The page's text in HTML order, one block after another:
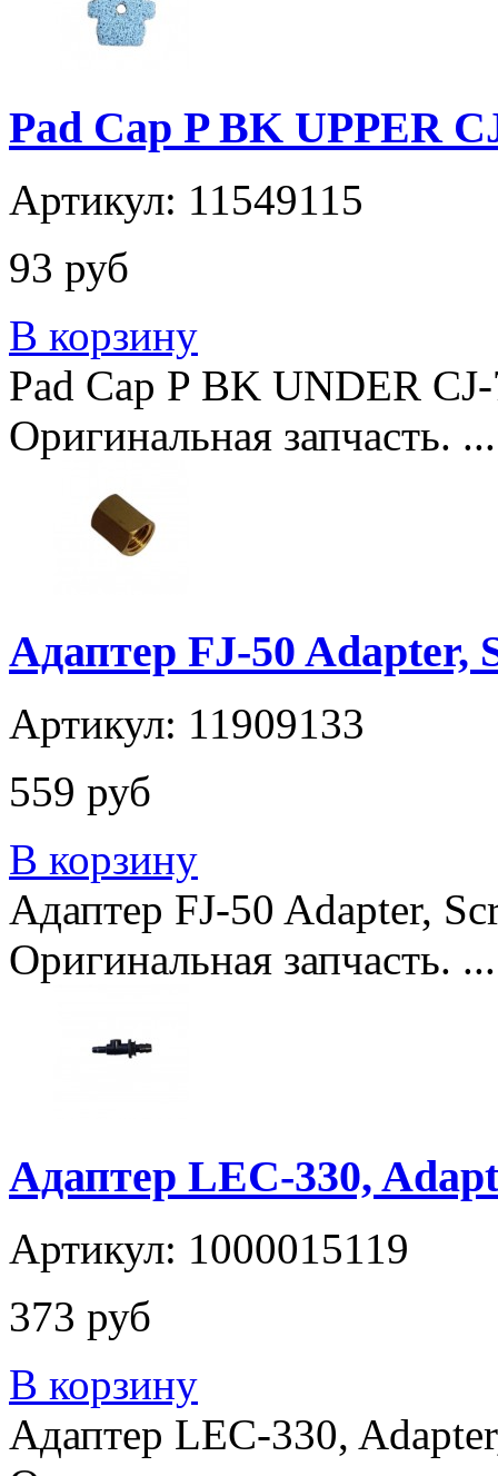
Pad Cap P BK UPPER
Артикул: 11549115
93 руб
В корзину
Pad Cap P BK UNDER
Оригинальная запчасть. ...
Адаптер FJ-50 Adapter,
Артикул: 11909133
559 руб
В корзину
Адаптер FJ-50 Adapter,
Оригинальная запчасть. ...
Адаптер LEC-330,
Артикул: 1000015119
373 руб
В корзину
Адаптер LEC-330,